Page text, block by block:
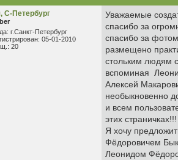
С-Петербург
г.Санкт-Петербург
05-01-2010
20
Уважаемые
спасибо за
спасибо за
размещено
стольким людям
вспоминая
Алексей
необыкновенно
и всем
этих страничках!!!
Я хочу
Фёдоровичем
Леонидом